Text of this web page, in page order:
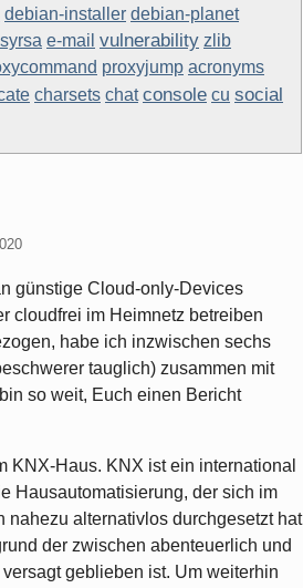
debian-installer debian-planet
e-mail vulnerability zlib
proxyjump acronyms
charsets chat console cu social
günstige Cloud-only-Devices
cloudfrei im Heimnetz betreiben
habe ich inzwischen sechs
tauglich) zusammen mit
so weit, Euch einen Bericht
KNX-Haus. KNX ist ein international
Hausautomatisierung, der sich im
alternativlos durchgesetzt hat
der zwischen abenteuerlich und
geblieben ist. Um weiterhin